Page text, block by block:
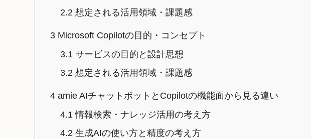
2.2 想定される活用領域・課題感
3 Microsoft Copilotの目的・コンセプト
3.1 サービスの目的と設計思想
3.2 想定される活用領域・課題感
4 amie AIチャットボットとCopilotの機能面から見る違い
4.1 情報検索・ナレッジ活用の考え方
4.2 生成AIの使い方と精度の考え方